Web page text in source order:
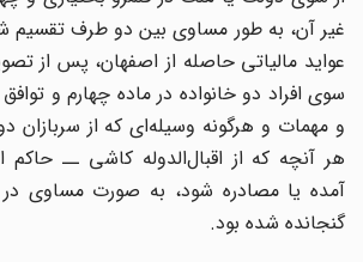
غیر آن، به طور مساوی بین دو طرف تقسیم
عواید مالیاتی حاصله از اصفهان، پس از
سوی افراد دو خانواده در ماده چهارم و
و مهمات و هرگونه وسیلهای که از سربازان
هر آنچه که از اقبالالدوله کاشی ــ حاکم
آمده یا مصادره شود، به صورت مساوی در
گنجانده شده بود.